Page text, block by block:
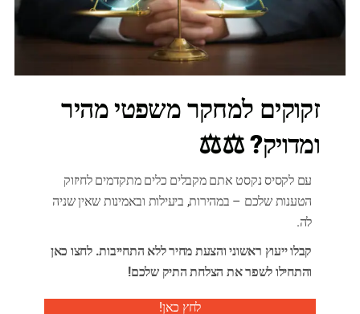
קנייה מקוונת של הנעלה מעלה שאלות
יולי 30, 2026
איך מבצעים מחקר משפטי לפני כתיבת
יולי 17, 2026
מדריך מידות סנדלים מקראיים: כיצד למצוא
אוקטובר 21, 2025
זקוקים למחקר משפטי מהיר
ומדויק? ⚖️⚖️
עם לקסיס נקסט אתם מקבלים כלים מתקדמים לחיזוק
הטענות שלכם – במהירות, ביעילות ובאמינות שאין שניה
לה.
קבלו ייעוץ ראשוני והצעת מחיר ללא התחייבות. לחצו כאן
והתחילו לשפר את הצלחת התיק שלכם!
לחץ כאן!